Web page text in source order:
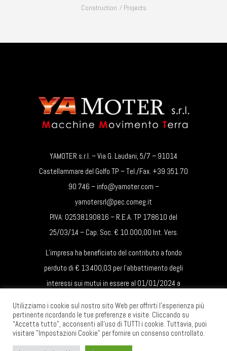
Construction Projects
YAMOTER s.r.l. – Via G. Laudani, 5/7 – 91014
Castellammare del Golfo TP – Tel./Fax. +39 351 70
90 746 – info@yamoter.com –
yamotersrl@pec.comeg.it
P.IVA: 02538190816 – R.E.A. TP 178610 del
25/03/14 – Cap. Soc. € 10.000,00 Int. Vers.
L’impresa ha beneficiato del contributo a fondo
perduto di € 13.400,03 per l’abbattimento degli
interessi sui mutui in essere al 01/01/2024 a
L.R. 23/2024.
Utilizziamo i cookie sul nostro sito Web per offrirti l'esperienza più
pertinente ricordando le tue preferenze e visite. Cliccando su
“Accetta tutto”, acconsenti all'uso di TUTTI i cookie. Tuttavia, puoi
visitare "Impostazioni Cookie" per fornire un consenso controllato.